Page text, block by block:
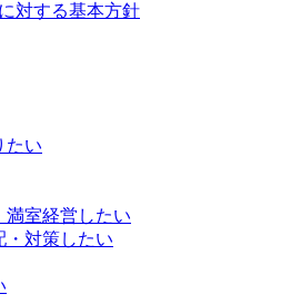
対する基本方針
たい
満室経営したい
・対策したい